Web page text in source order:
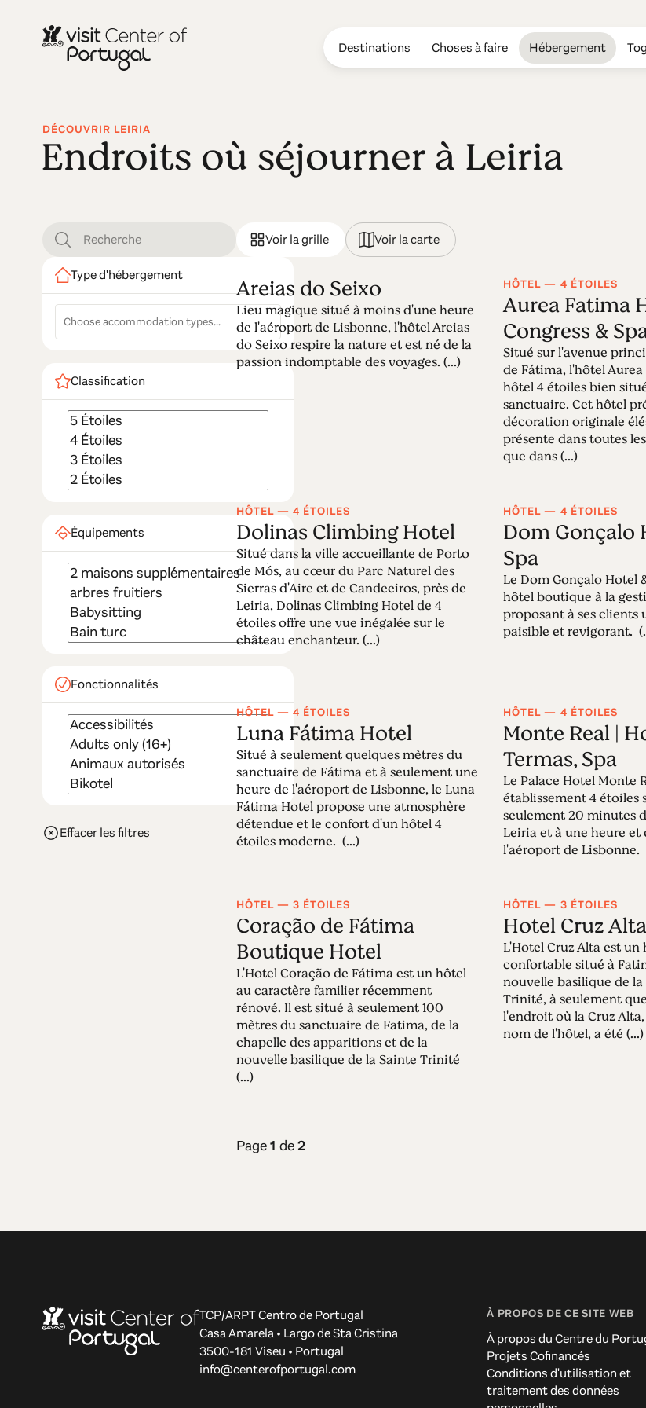
Destinations Choses à faire Hébergement
DÉCOUVRIR LEIRIA
Endroits où séjourner à Leiria
Type d'hébergement
Classification
Équipements
Fonctionnalités
Effacer les filtres
Voir la grille Voir la carte
Areias do Seixo
Lieu magique situé à moins d'une heure
de l'aéroport de Lisbonne, l'hôtel Areias
do Seixo respire la nature et est né de la
passion indomptable des voyages. (...)
HÔTEL — 4 ÉTOILES
Aurea Fatima
Congress &
Situé sur l'avenue
de Fátima, l'hôtel
hôtel 4 étoiles bien
sanctuaire. Cet hôtel
décoration originale
présente dans toutes
que dans (...)
HÔTEL — 4 ÉTOILES
Dolinas Climbing Hotel
Situé dans la ville accueillante de Porto
de Mós, au cœur du Parc Naturel des
Sierras d'Aire et de Candeeiros, près de
Leiria, Dolinas Climbing Hotel de 4
étoiles offre une vue inégalée sur le
château enchanteur. (...)
HÔTEL — 4 ÉTOILES
Dom Gonçalo
Spa
Le Dom Gonçalo Hotel
hôtel boutique à la
proposant à ses clients
paisible et revigorant.
HÔTEL — 4 ÉTOILES
Luna Fátima Hotel
Situé à seulement quelques mètres du
sanctuaire de Fátima et à seulement une
heure de l'aéroport de Lisbonne, le Luna
Fátima Hotel propose une atmosphère
détendue et le confort d'un hôtel 4
étoiles moderne. (...)
HÔTEL — 4 ÉTOILES
Monte Real |
Termas, Spa
Le Palace Hotel Monte
établissement 4 étoiles
seulement 20 minutes
Leiria et à une heure et
l'aéroport de Lisbonne.
HÔTEL — 3 ÉTOILES
Coração de Fátima
Boutique Hotel
L'Hotel Coração de Fátima est un hôtel
au caractère familier récemment
rénové. Il est situé à seulement 100
mètres du sanctuaire de Fatima, de la
chapelle des apparitions et de la
nouvelle basilique de la Sainte Trinité
(...)
HÔTEL — 3 ÉTOILES
Hotel Cruz Alta
L'Hotel Cruz Alta est un
confortable situé à
nouvelle basilique de la
Trinité, à seulement
l'endroit où la Cruz
nom de l'hôtel, a été (...)
Page1 de2
TCP/ARPT Centro de Portugal
Casa Amarela • Largo de Sta Cristina
3500-181 Viseu • Portugal
info@centerofportugal.com
À PROPOS DE CE SITE WEB
À propos du Centre du
Projets Cofinancés
Conditions d'utilisation et
traitement des données